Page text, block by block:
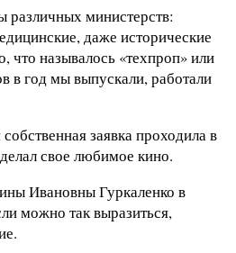
различных министерств:
даже исторические
называлось «техпроп» или
в год мы выпускали, работали
заявка проходила в
свое любимое кино.
Ивановны Гуркаленко в
можно так выразиться,